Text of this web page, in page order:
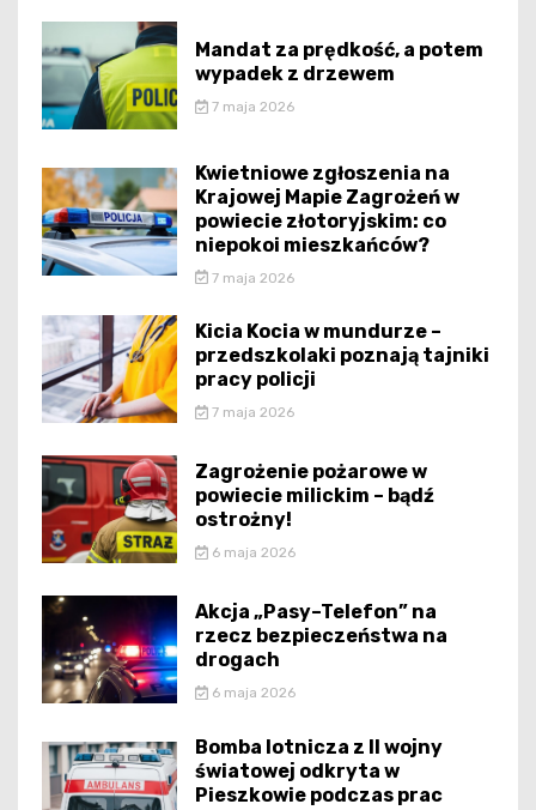
Mandat za prędkość, a potem
wypadek z drzewem
7 maja 2026
Kwietniowe zgłoszenia na
Krajowej Mapie Zagrożeń w
powiecie złotoryjskim: co
niepokoi mieszkańców?
7 maja 2026
Kicia Kocia w mundurze –
przedszkolaki poznają tajniki
pracy policji
7 maja 2026
Zagrożenie pożarowe w
powiecie milickim – bądź
ostrożny!
6 maja 2026
Akcja „Pasy–Telefon” na
rzecz bezpieczeństwa na
drogach
6 maja 2026
Bomba lotnicza z II wojny
światowej odkryta w
Pieszkowie podczas prac